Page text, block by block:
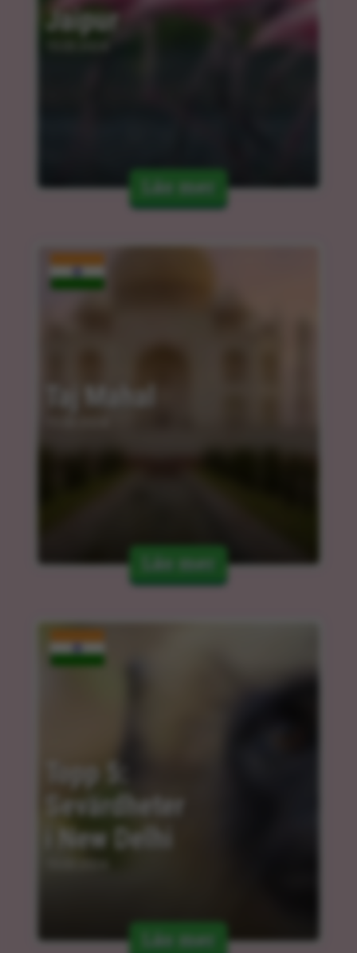
Jaipur
Läs mer
Taj Mahal
Läs mer
Sevärdheter
i New Delhi
Läs mer